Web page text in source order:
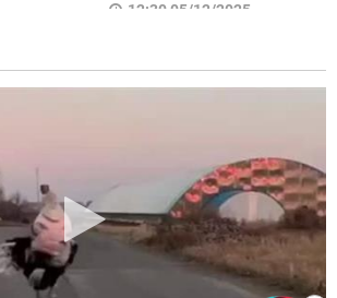
12:30 05/12/2025